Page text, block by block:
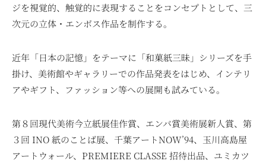
ジを視覚的、触覚的に表現することをコンセプトとして、三
次元の立体・エンボス作品を制作する。
近年「日本の記憶」をテーマに「和菓紙三昧」シリーズを手
掛け、美術館やギャラリーでの作品発表をはじめ、インテリ
アやギフト、ファッション等への展開も試みている。
第８回現代美術今立紙展佳作賞、エンバ賞美術展新人賞、第
３回 INO 紙のことば展、千葉アートNOW’94、玉川高島屋
アートウォール、PREMIERE CLASSE 招待出品、ユミカツ